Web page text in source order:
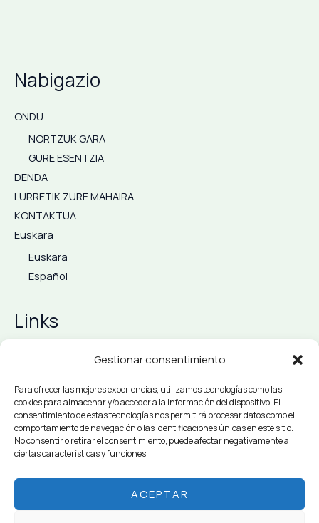
Gestionar consentimiento
Para ofrecer las mejores experiencias, utilizamos tecnologías como las
cookies para almacenar y/o acceder a la información del dispositivo. El
consentimiento de estas tecnologías nos permitirá procesar datos como el
comportamiento de navegación o las identificaciones únicas en este sitio.
No consentir o retirar el consentimiento, puede afectar negativamente a
ciertas características y funciones.
ACEPTAR
Nabigazio
ONDU
NORTZUK GARA
GURE ESENTZIA
DENDA
LURRETIK ZURE MAHAIRA
KONTAKTUA
Euskara
Euskara
Español
Links
EROSKETA-BALDINTZAK
COOKIEEN POLITIKA
EROSKETA BURUTU
NIRE KONTUA